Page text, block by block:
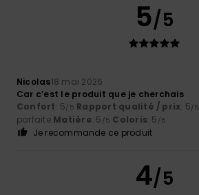
5/5
Nicolas18 mai 2026
Car c’est le produit que je cherchais
Confort: 5/5 Rapport qualité / prix: 5/5
parfaite Matière: 5 /5 Coloris: 5 /5
Je recommande ce produit
4/5